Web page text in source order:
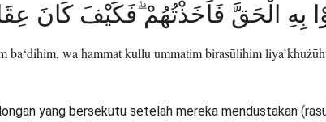
بِهِ الْحَقَّ فَاَخَذْتُهُمْ ۗفَكَيْفَ كَانَ
ba‘dihim, wa hammat kullu ummatim birasūlihim
yang bersekutu setelah mereka mendustakan